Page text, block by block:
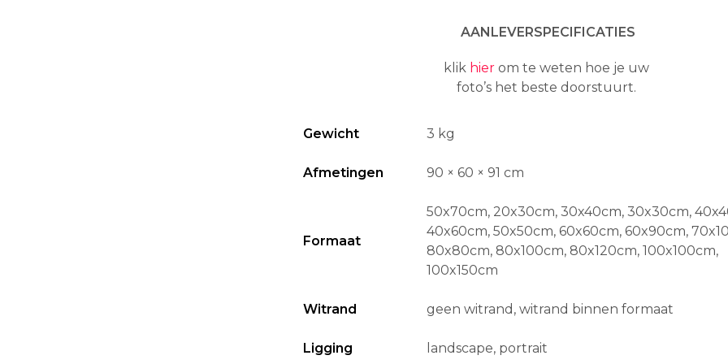
AANLEVERSPECIFICATIES
klik hierom te weten hoe je uw
foto’s het beste doorstuurt.
Gewicht 3 kg
Afmetingen 90 × 60 × 91 cm
Formaat
50x70cm, 20x30cm, 30x40cm, 30x30cm,
40x60cm, 50x50cm, 60x60cm, 60x90cm,
80x80cm, 80x100cm, 80x120cm, 100x100cm,
100x150cm
Witrand geen witrand, witrand binnen formaat
Ligging landscape, portrait